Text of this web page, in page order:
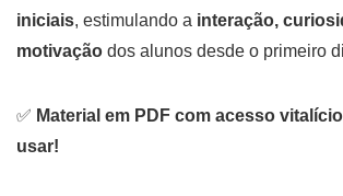
iniciais, estimulando a interação,
motivação dos alunos desde o primeiro
✅ Material em PDF com acesso
usar!